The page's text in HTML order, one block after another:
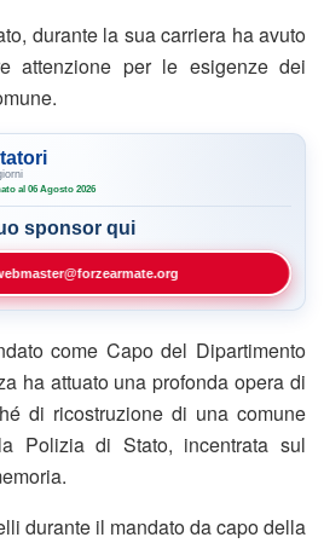
durante la sua carriera ha avuto
attenzione per le esigenze dei
al 06 Agosto 2026
sponsor qui
come Capo del Dipartimento
ha attuato una profonda opera di
di ricostruzione di una comune
Polizia di Stato, incentrata sul
durante il mandato da capo della